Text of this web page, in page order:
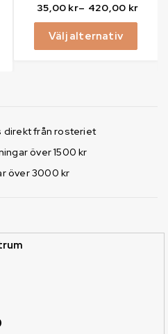
35,00 kr– 420,00 kr
Välj alternativ
direkt från rosteriet
över 1500 kr
över 3000 kr